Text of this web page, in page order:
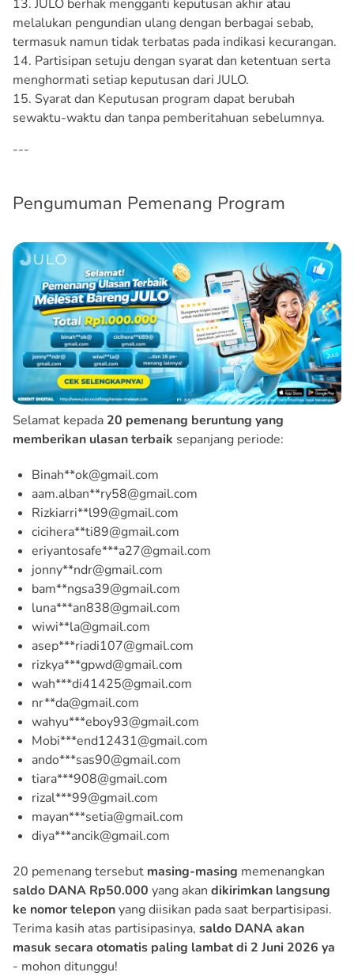
13. JULO berhak mengganti keputusan akhir atau
melalukan pengundian ulang dengan berbagai sebab,
termasuk namun tidak terbatas pada indikasi kecurangan.
14. Partisipan setuju dengan syarat dan ketentuan serta
menghormati setiap keputusan dari JULO.
15. Syarat dan Keputusan program dapat berubah
sewaktu-waktu dan tanpa pemberitahuan sebelumnya.
---
Pengumuman Pemenang Program
Selamat kepada 20 pemenang beruntung yang
memberikan ulasan terbaik sepanjang periode:
Binah**ok@gmail.com
aam.alban**ry58@gmail.com
Rizkiarri**l99@gmail.com
cicihera**ti89@gmail.com
eriyantosafe***a27@gmail.com
jonny**ndr@gmail.com
bam**ngsa39@gmail.com
luna***an838@gmail.com
wiwi**la@gmail.com
asep***riadi107@gmail.com
rizkya***gpwd@gmail.com
wah***di41425@gmail.com
nr**da@gmail.com
wahyu***eboy93@gmail.com
Mobi***end12431@gmail.com
ando***sas90@gmail.com
tiara***908@gmail.com
rizal***99@gmail.com
mayan***setia@gmail.com
diya***ancik@gmail.com
20 pemenang tersebut masing-masing memenangkan
saldo DANA Rp50.000 yang akan dikirimkan langsung
ke nomor teleponyang diisikan pada saat berpartisipasi.
Terima kasih atas partisipasinya, saldo DANA akan
masuk secara otomatis paling lambat di 2 Juni 2026 ya
- mohon ditunggu!